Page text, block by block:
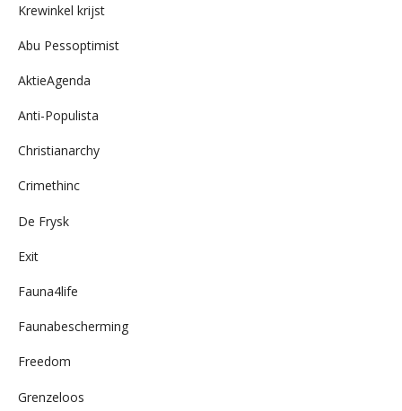
Krewinkel krijst
Abu Pessoptimist
AktieAgenda
Anti-Populista
Christianarchy
Crimethinc
De Frysk
Exit
Fauna4life
Faunabescherming
Freedom
Grenzeloos